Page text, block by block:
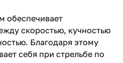
обеспечивает
скоростью, кучностью
Благодаря этому
себя при стрельбе по